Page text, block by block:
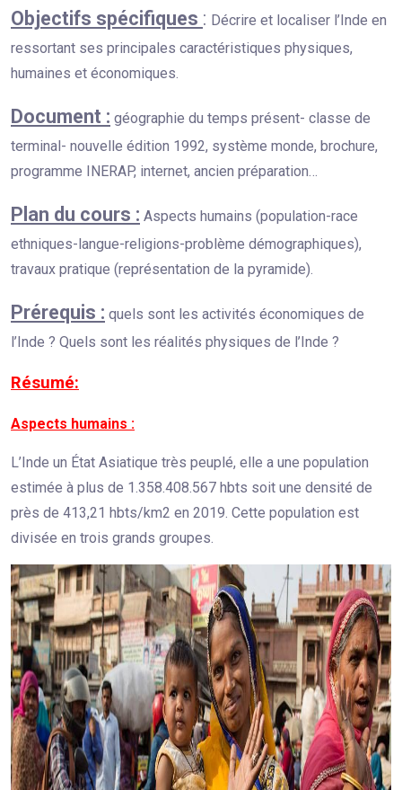
Objectifs spécifiques : Décrire et localiser l’Inde en
ressortant ses principales caractéristiques physiques,
humaines et économiques.
Document : géographie du temps présent- classe de
terminal- nouvelle édition 1992, système monde, brochure,
programme INERAP, internet, ancien préparation…
Plan du cours : Aspects humains (population-race
ethniques-langue-religions-problème démographiques),
travaux pratique (représentation de la pyramide).
Prérequis : quels sont les activités économiques de
l’Inde ? Quels sont les réalités physiques de l’Inde ?
Résumé:
Aspects humains :
L’Inde un État Asiatique très peuplé, elle a une population
estimée à plus de 1.358.408.567 hbts soit une densité de
près de 413,21 hbts/km2 en 2019. Cette population est
divisée en trois grands groupes.